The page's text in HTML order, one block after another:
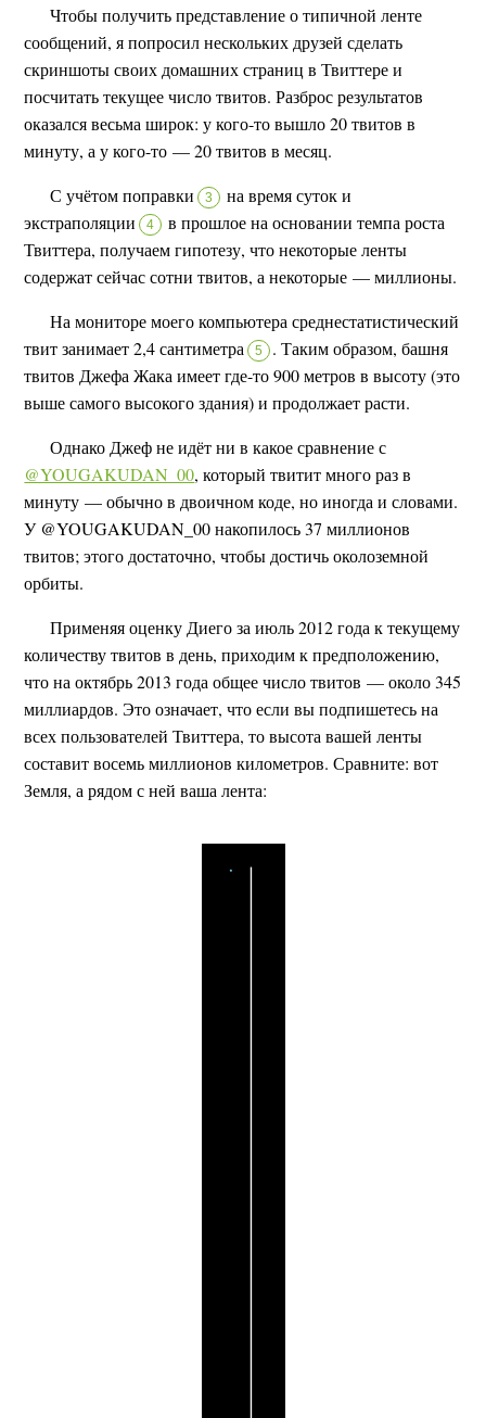
Чтобы получить представление о типичной ленте
сообщений, я попросил нескольких друзей сделать
скриншоты своих домашних страниц в Твиттере и
посчитать текущее число твитов. Разброс результатов
оказался весьма широк: у кого-то вышло 20 твитов в
минуту, а у кого-то — 20 твитов в месяц.
С учётом поправки
3
на время суток и
экстраполяции
4
в прошлое на основании темпа роста
Твиттера, получаем гипотезу, что некоторые ленты
содержат сейчас сотни твитов, а некоторые — миллионы.
На мониторе моего компьютера среднестатистический
твит занимает 2,4 сантиметра
5 . Таким образом, башня
твитов Джефа Жака имеет где-то 900 метров в высоту (это
выше самого высокого здания) и продолжает расти.
Однако Джеф не идёт ни в какое сравнение с
@YOUGAKUDAN_00, который твитит много раз в
минуту — обычно в двоичном коде, но иногда и словами.
У @YOUGAKUDAN_00 накопилось 37 миллионов
твитов; этого достаточно, чтобы достичь околоземной
орбиты.
Применяя оценку Диего за июль 2012 года к текущему
количеству твитов в день, приходим к предположению,
что на октябрь 2013 года общее число твитов — около 345
миллиардов. Это означает, что если вы подпишетесь на
всех пользователей Твиттера, то высота вашей ленты
составит восемь миллионов километров. Сравните: вот
Земля, а рядом с ней ваша лента: